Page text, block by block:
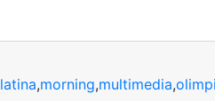
latina,morning,multimedia,